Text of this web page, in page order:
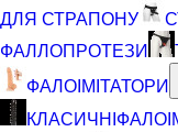
ДЛЯ СТРАПОНУ
ФАЛЛОПРОТЕЗИ
ФАЛОІМІТАТОРИ
КЛАСИЧНІ